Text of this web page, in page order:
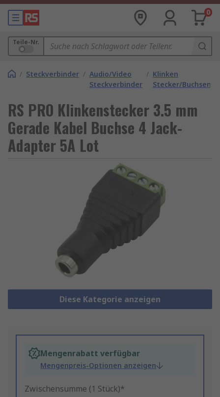
0
Teile-Nr.
/ Steckverbinder / Audio/Video
Steckverbinder
/ Klinken
Stecker/Buchsen
RS PRO Klinkenstecker 3.5 mm
Gerade Kabel Buchse 4 Jack-
Adapter 5A Lot
Diese Kategorie anzeigen
Mengenrabatt verfügbar
Mengenpreis-Optionen anzeigen
Zwischensumme (1 Stück)*